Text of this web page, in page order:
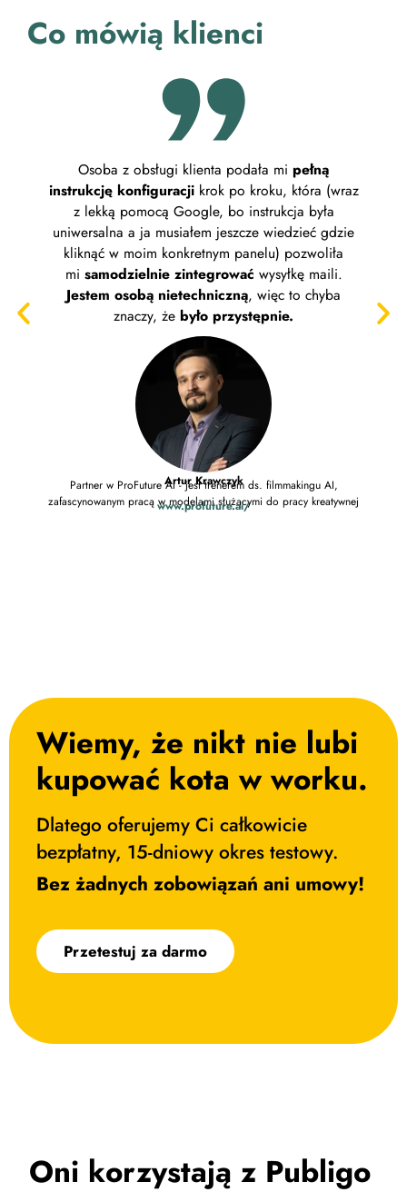
Co mówią klienci
Osoba z obsługi klienta podała mi pełną
instrukcję konfiguracjikrok po kroku, która (wraz
z lekką pomocą Google, bo instrukcja była
uniwersalna a ja musiałem jeszcze wiedzieć gdzie
kliknąć w moim konkretnym panelu) pozwoliła
mi samodzielnie zintegrować wysyłkę maili.
Jestem osobą nietechniczną, więc to chyba
znaczy, że było przystępnie.
Artur Krawczyk
Partner w ProFuture AI - jest trenerem ds. filmmakingu AI,
zafascynowanym pracą w modelami służącymi do pracy kreatywnej
www.profuture.ai/
Wiemy, że nikt nie lubi
kupować kota w worku. ​
Dlatego oferujemy Ci całkowicie
bezpłatny, 15-dniowy okres testowy.
Bez żadnych zobowiązań ani umowy!
Przetestuj za darmo
Oni korzystają z Publigo